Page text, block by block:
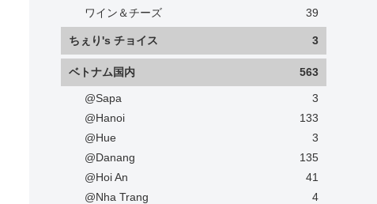
ワイン＆チーズ
39
ちぇり's チョイス 3
ベトナム国内 563
@Sapa
3
@Hanoi
133
@Hue
3
@Danang
135
@Hoi An
41
@Nha Trang
4